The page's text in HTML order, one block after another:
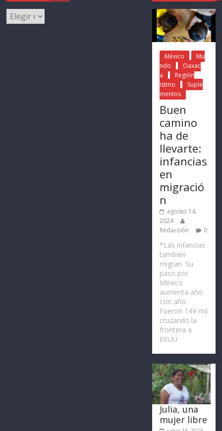
México
Mu
ndo
Oaxac
a
Región
Istmo
Suple
mentos
Buen
camino
ha de
llevarte:
infancias
en
migració
n
agosto 14,
2024
Redacción
0
*Las infancias
también
migran. Su
paso por
México
aumenta año
con año.
Fueron 149 mil
cruzando la
frontera a
EEUU
Julia, una
mujer libre